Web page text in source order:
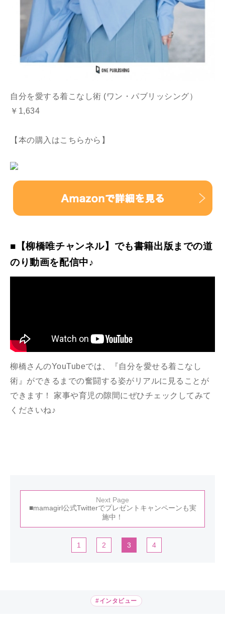
自分を愛する着こなし術 (ワン・パブリッシング）
￥1,634
【本の購入はこちらから】
■【柳橋唯チャンネル】でも書籍出版までの道
のり動画を配信中♪
柳橋さんのYouTubeでは、『自分を愛せる着こなし
術』ができるまでの奮闘する姿がリアルに見ることが
できます！ 家事や育児の隙間にぜひチェックしてみて
くださいね♪
Next Page
■mamagirl公式Twitterでプレゼントキャンペーンも実
施中！
1 2 3 4
#インタビュー